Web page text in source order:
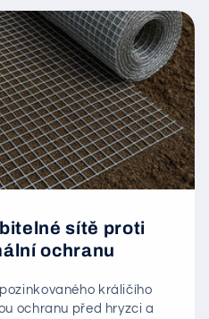
sítě proti
ochranu
králičího
ochranu před hryzci a